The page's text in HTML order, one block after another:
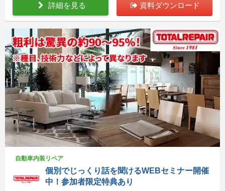
詳細を見る 資料ダウンロード
自動車内装リペア
個別でじっくり話を聞けるWEBセミナー開催
中！参加者限定特典あり